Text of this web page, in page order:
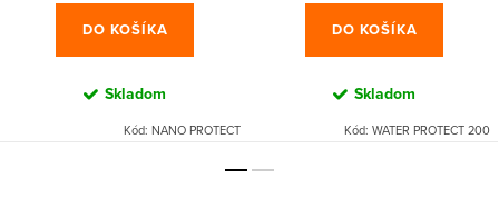
DO KOŠÍKA
Skladom
Kód: NANO PROTECT
DO KOŠÍKA
Skladom
Kód: WATER PROTECT 200